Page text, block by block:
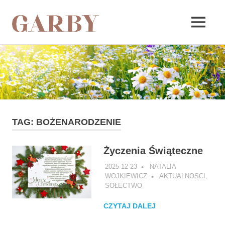
Skip
to
content
MENU
TAG: BOŻENARODZENIE
Życzenia Świąteczne
2025-12-23
NATALIA
WOJKIEWICZ
AKTUALNOSCI
SOŁECTWO
CZYTAJ DALEJ